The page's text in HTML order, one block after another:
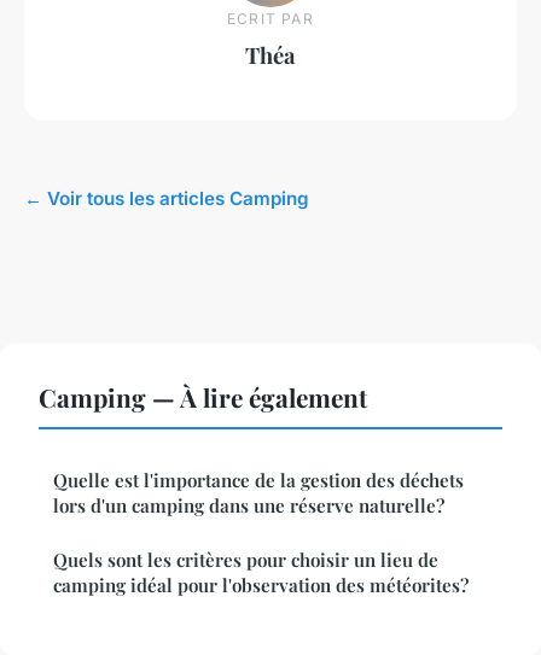
ECRIT PAR
Théa
← Voir tous les articles Camping
Camping — À lire également
Quelle est l'importance de la gestion des déchets
lors d'un camping dans une réserve naturelle?
Quels sont les critères pour choisir un lieu de
camping idéal pour l'observation des météorites?